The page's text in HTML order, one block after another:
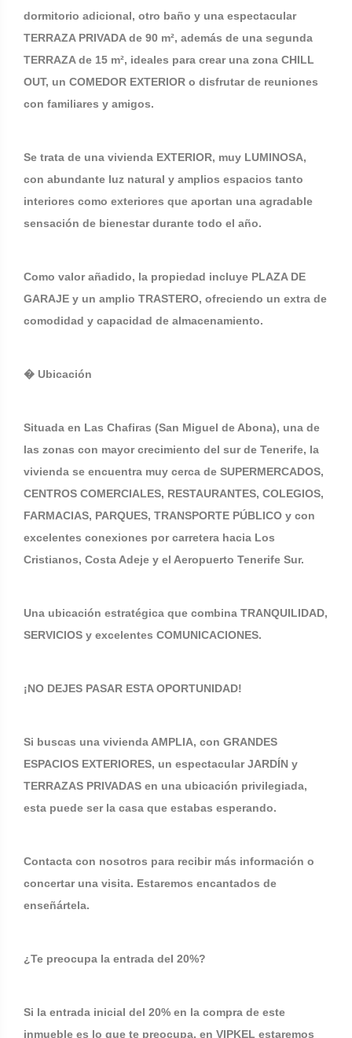
dormitorio adicional, otro baño y una espectacular
TERRAZA PRIVADA de 90 m², además de una segunda
TERRAZA de 15 m², ideales para crear una zona CHILL
OUT, un COMEDOR EXTERIOR o disfrutar de reuniones
con familiares y amigos.
Se trata de una vivienda EXTERIOR, muy LUMINOSA,
con abundante luz natural y amplios espacios tanto
interiores como exteriores que aportan una agradable
sensación de bienestar durante todo el año.
Como valor añadido, la propiedad incluye PLAZA DE
GARAJE y un amplio TRASTERO, ofreciendo un extra de
comodidad y capacidad de almacenamiento.
� Ubicación
Situada en Las Chafiras (San Miguel de Abona), una de
las zonas con mayor crecimiento del sur de Tenerife, la
vivienda se encuentra muy cerca de SUPERMERCADOS,
CENTROS COMERCIALES, RESTAURANTES, COLEGIOS,
FARMACIAS, PARQUES, TRANSPORTE PÚBLICO y con
excelentes conexiones por carretera hacia Los
Cristianos, Costa Adeje y el Aeropuerto Tenerife Sur.
Una ubicación estratégica que combina TRANQUILIDAD,
SERVICIOS y excelentes COMUNICACIONES.
¡NO DEJES PASAR ESTA OPORTUNIDAD!
Si buscas una vivienda AMPLIA, con GRANDES
ESPACIOS EXTERIORES, un espectacular JARDÍN y
TERRAZAS PRIVADAS en una ubicación privilegiada,
esta puede ser la casa que estabas esperando.
Contacta con nosotros para recibir más información o
concertar una visita. Estaremos encantados de
enseñártela.
¿Te preocupa la entrada del 20%?
Si la entrada inicial del 20% en la compra de este
inmueble es lo que te preocupa, en VIPKEL estaremos